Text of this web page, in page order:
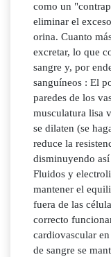
como un
eliminar el
orina. Cuanto
excretar, lo que
sangre y, por
sanguíneos : El
paredes de los
musculatura lisa
se dilaten (se
reduce la
disminuyendo
Fluidos y
mantener el
fuera de las
correcto
cardiovascular
de sangre se